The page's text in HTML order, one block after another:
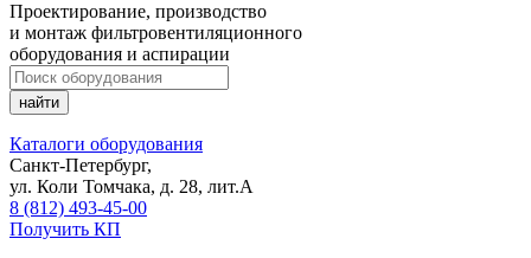
Проектирование, производство
и монтаж фильтровентиляционного
оборудования и аспирации
Каталоги оборудования
Санкт-Петербург,
ул. Коли Томчака, д. 28, лит.А
8 (812) 493-45-00
Получить КП